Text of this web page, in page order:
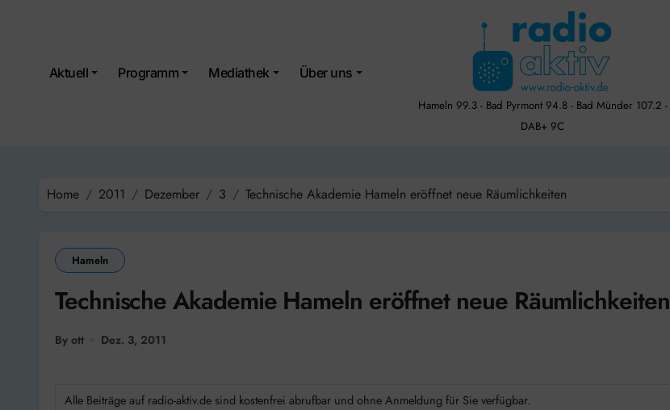
Aktuell Programm Mediathek Über uns
Hameln 99.3 - Bad Pyrmont 94.8 - Bad Münder 107.2 -
DAB+ 9C
Home 2011 Dezember 3 Technische Akademie Hameln eröffnet neue Räumlichkeiten
Hameln
Technische Akademie Hameln eröffnet neue Räumlichkeiten
By ott Dez. 3, 2011
Alle Beiträge auf radio-aktiv.de sind kostenfrei abrufbar und ohne Anmeldung für Sie verfügbar.